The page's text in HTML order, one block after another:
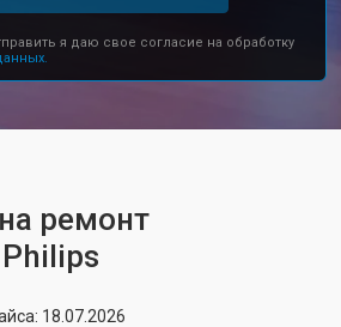
я даю свое согласие на обработку
ремонт
18.07.2026